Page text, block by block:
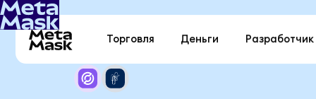
Торговля Деньги Разработчик